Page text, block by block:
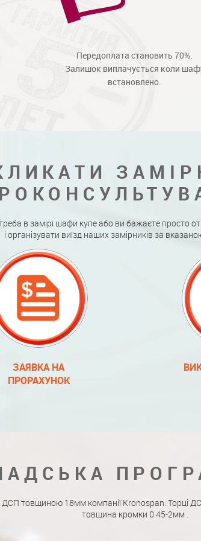
Передоплата становить 70%.
Залишок виплачується коли
встановлено.
в замірі шафи купе або ви бажаєте просто
і організувати виїзд наших замірників за
ЗАЯВКА НА
ПРОРАХУНОК
товщиною 18мм компанії Kronospan. Торці
товщина кромки 0.45-2мм .